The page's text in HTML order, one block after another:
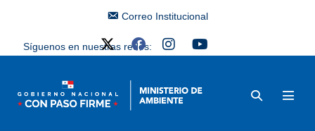
Correo Institucional
Síguenos en nuestras redes: